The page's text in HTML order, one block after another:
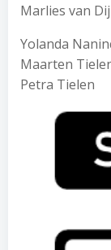
Marlies van
Yolanda
Maarten
Petra Tielen